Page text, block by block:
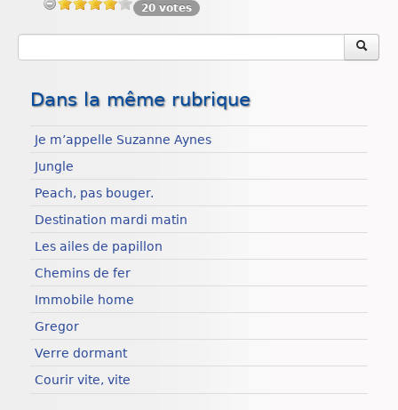
20 votes
Dans la même rubrique
Je m’appelle Suzanne Aynes
Jungle
Peach, pas bouger.
Destination mardi matin
Les ailes de papillon
Chemins de fer
Immobile home
Gregor
Verre dormant
Courir vite, vite